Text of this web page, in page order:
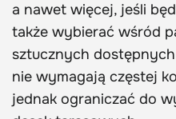
a nawet więcej, jeśli
także wybierać wśród
sztucznych
nie wymagają częstej
jednak ograniczać do